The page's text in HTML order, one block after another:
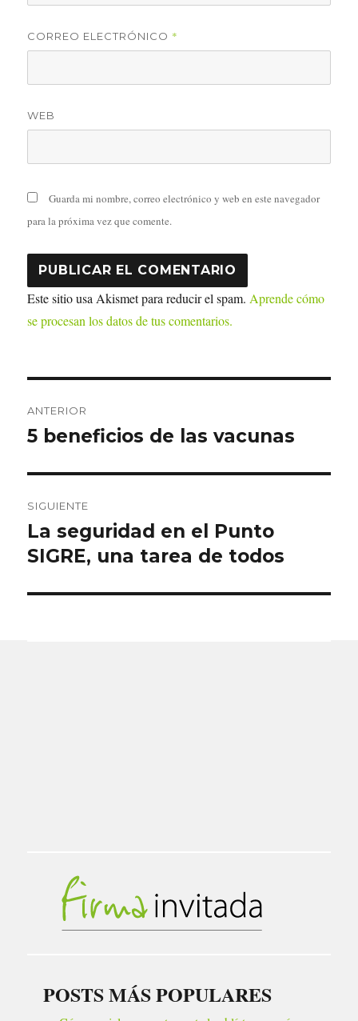
CORREO ELECTRÓNICO *
WEB
Guarda mi nombre, correo electrónico y web en este navegador
para la próxima vez que comente.
Este sitio usa Akismet para reducir el spam. Aprende cómo
se procesan los datos de tus comentarios.
de
ANTERIOR
Entrada
5 beneficios de las vacunas
SIGUIENTE
Entrada
siguiente:
La seguridad en el Punto
SIGRE, una tarea de todos
POSTS MÁS POPULARES